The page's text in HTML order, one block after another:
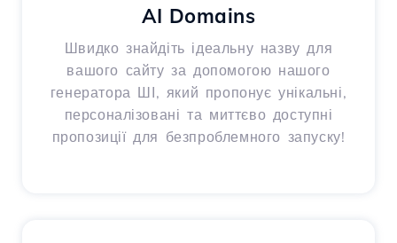
AI Domains
Швидко знайдіть ідеальну назву для
вашого сайту за допомогою нашого
генератора ШІ, який пропонує унікальні,
персоналізовані та миттєво доступні
пропозиції для безпроблемного запуску!